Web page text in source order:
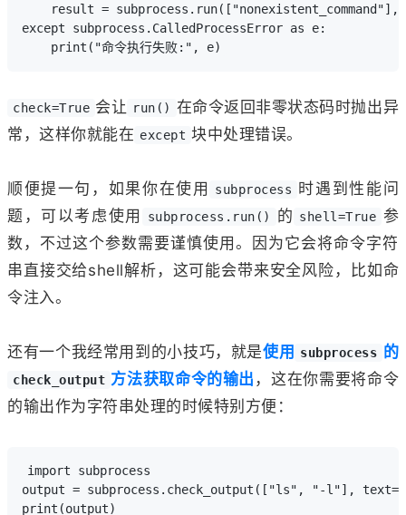
result =
except subprocess.CalledProcessError as e:
check=True 会让 run() 在命令返回非零状态码时抛出异
常，这样你就能在 except 块中处理错误。
顺便提一句，如果你在使用 subprocess 时遇到性能问
题，可以考虑使用
subprocess.run() 的 shell=True 参
数，不过这个参数需要谨慎使用。因为它会将命令字符
串直接交给shell解析，这可能会带来安全风险，比如命
令注入。
还有一个我经常用到的小技巧，就是使用 subprocess 的
check_output 方法获取命令的输出 ，这在你需要将命令
的输出作为字符串处理的时候特别方便：
import subprocess
output = subprocess.check_output(["ls", "-l"],